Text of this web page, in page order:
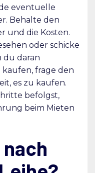
eventuelle
Behalte den
und die Kosten.
oder schicke
du daran
kaufen, frage den
es zu kaufen.
befolgst,
beim Mieten